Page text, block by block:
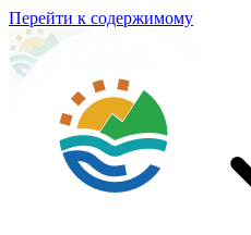
Перейти к содержимому